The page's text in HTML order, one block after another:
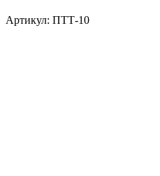
Артикул: ПТТ-10